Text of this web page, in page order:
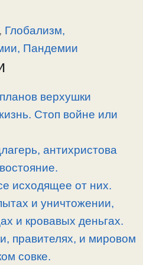
, Глобализм,
Пандемии
верхушки
Стоп войне или
антихристова
исходящее от них.
и уничтожении,
и кровавых деньгах.
правителях, и мировом
совке.